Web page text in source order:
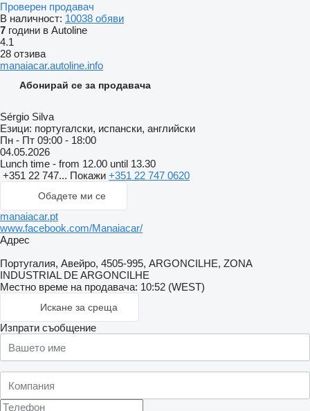
Проверен продавач
В наличност: 10038 обяви
7 години в Autoline
4.1
28 отзива
manaiacar.autoline.info
Абонирай се за продавача
Sérgio Silva
Езици: португалски, испански, английски
Пн - Пт 09:00 - 18:00
04.05.2026
Lunch time - from 12.00 until 13.30
+351 22 747... Покажи +351 22 747 0620
Обадете ми се
manaiacar.pt
www.facebook.com/Manaiacar/
Адрес
Португалия, Авейро, 4505-995, ARGONCILHE, ZONA
INDUSTRIAL DE ARGONCILHE
Местно време на продавача: 10:52 (WEST)
Искане за среща
Изпрати съобщение